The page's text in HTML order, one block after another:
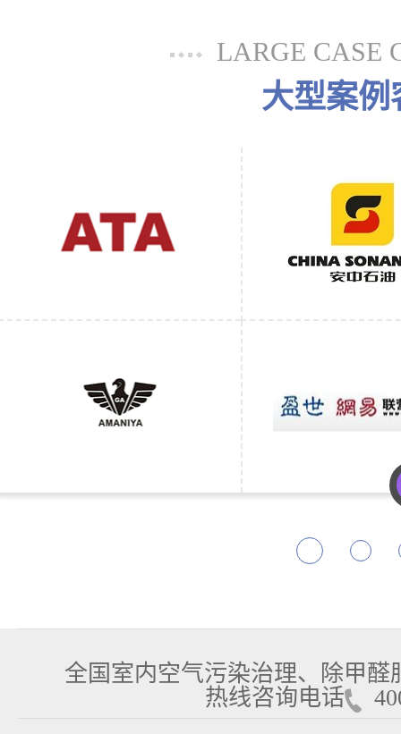
LARGE CASE
大型案例
全国室内空气污染治理、除甲
热线咨询电话